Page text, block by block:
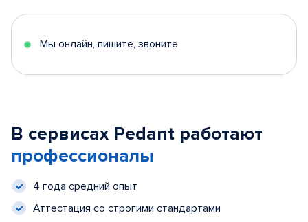
Мы онлайн, пишите, звоните
В сервисах Pedant работают
профессионалы
4 года средний опыт
Аттестация со строгими стандартами